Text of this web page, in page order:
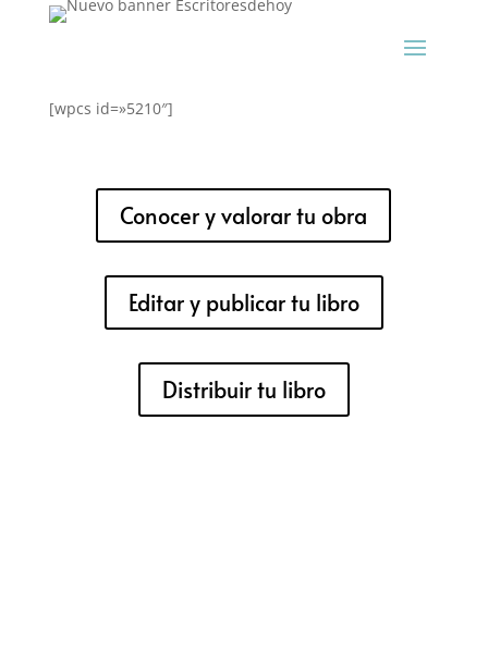
[wpcs id=»5210″]
Conocer y valorar tu obra
Editar y publicar tu libro
Distribuir tu libro